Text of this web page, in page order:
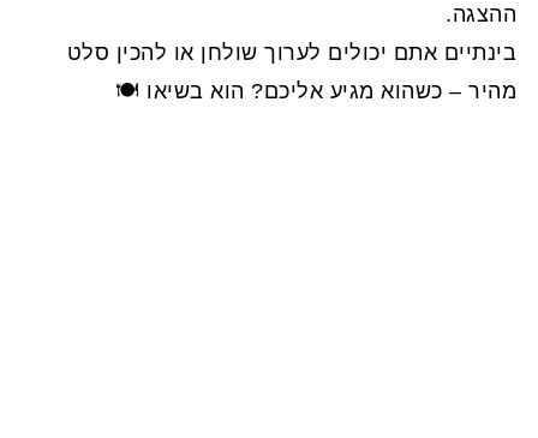
ההצגה.
בינתיים אתם יכולים לערוך שולחן או להכין סלט
מהיר – כשהוא מגיע אליכם? הוא בשיאו 🍽